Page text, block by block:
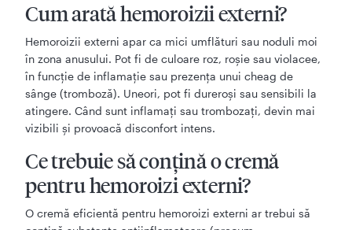
Cum arată hemoroizii externi?
Hemoroizii externi apar ca mici umflături sau noduli moi
în zona anusului. Pot fi de culoare roz, roșie sau violacee,
în funcție de inflamație sau prezența unui cheag de
sânge (tromboză). Uneori, pot fi dureroși sau sensibili la
atingere. Când sunt inflamați sau trombozați, devin mai
vizibili și provoacă disconfort intens.
Ce trebuie să conțină o cremă
pentru hemoroizi externi?
O cremă eficientă pentru hemoroizi externi ar trebui să